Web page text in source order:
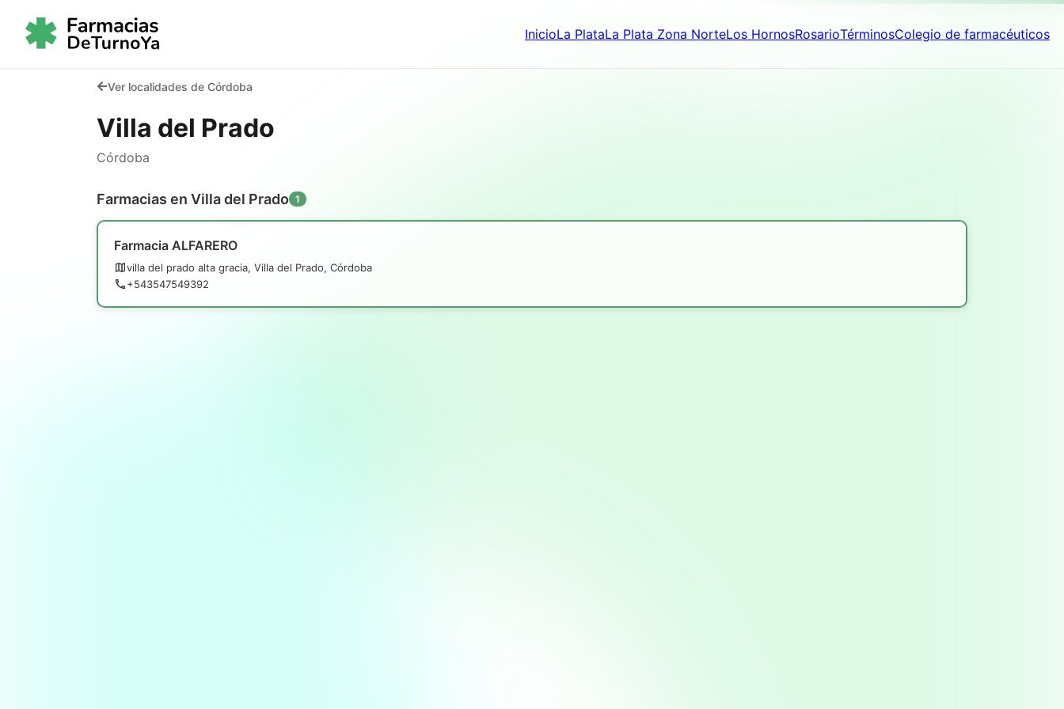
InicioLa PlataLa Plata Zona NorteLos HornosRosarioTérminosColegio de farmacéuticos
Ver localidades de Córdoba
Villa del Prado
Córdoba
Farmacias en Villa del Prado 1
Farmacia ALFARERO
villa del prado alta gracia, Villa del Prado, Córdoba
+543547549392